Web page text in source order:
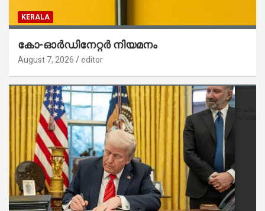
KERALA
കോ-ഓർഡിനേറ്റർ നിയമനം
August 7, 2026 editor